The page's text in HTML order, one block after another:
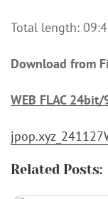
Total length:
Download from
WEB FLAC 24bit/
Related Posts: